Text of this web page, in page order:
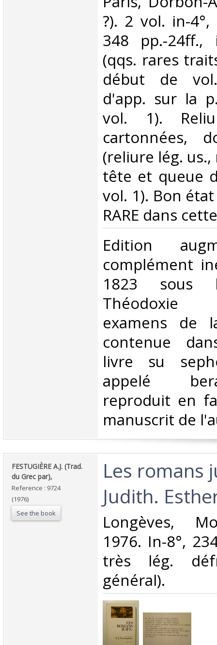
?). 2 vol. in-
348 pp.-24ff.,
(qqs. rares
début de
d'app. sur la
vol. 1).
cartonnées,
(reliure lég.
tête et queue
vol. 1). Bon
RARE dans
‎Edition
complément
1823
Théodoxie
examens de
contenue
livre su
appelé
reproduit en
manuscrit de
‎FESTUGIÈRE A.J. (Trad.
du Grec par),‎
Reference : 9724
(1976)
See the book
‎Les romans
Judith.
‎Longèves,
1976. In-8°,
très lég.
général).‎